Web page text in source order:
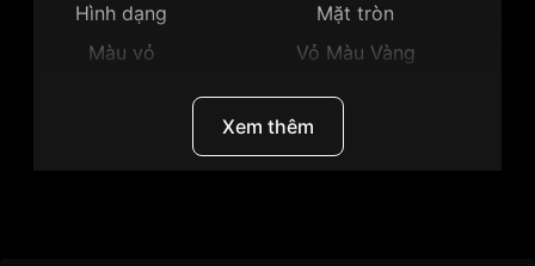
Hình dạng
Mặt tròn
Màu vỏ
Vỏ Màu Vàng
Sang trọng, Thời trang
Giờ, Phút, Giây
Xem thêm